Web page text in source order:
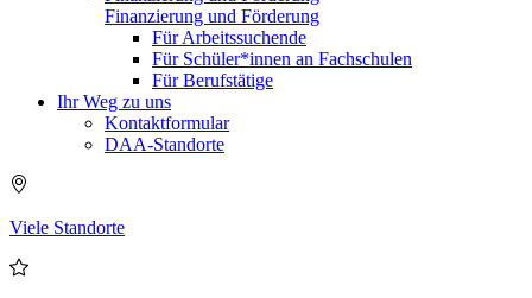
Finanzierung und Förderung
Für Arbeitssuchende
Für Schüler*innen an Fachschulen
Für Berufstätige
Ihr Weg zu uns
Kontaktformular
DAA-Standorte
Viele Standorte